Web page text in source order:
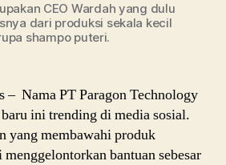
CEO Wardah yang dulu
dari produksi sekala kecil
shampo puteri.
– Nama PT Paragon Technology
ini trending di media sosial.
yang membawahi produk
bantuan sebesar